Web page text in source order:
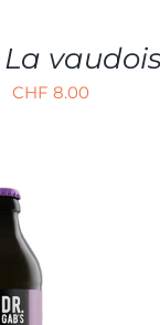
CHF 8.00